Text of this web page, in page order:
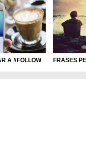
A #FOLLOW FRASES